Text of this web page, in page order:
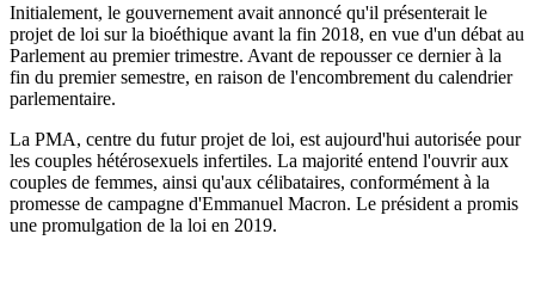
Initialement, le gouvernement avait annoncé qu'il présenterait le
projet de loi sur la bioéthique avant la fin 2018, en vue d'un débat au
Parlement au premier trimestre. Avant de repousser ce dernier à la
fin du premier semestre, en raison de l'encombrement du calendrier
parlementaire.
La PMA, centre du futur projet de loi, est aujourd'hui autorisée pour
les couples hétérosexuels infertiles. La majorité entend l'ouvrir aux
couples de femmes, ainsi qu'aux célibataires, conformément à la
promesse de campagne d'Emmanuel Macron. Le président a promis
une promulgation de la loi en 2019.